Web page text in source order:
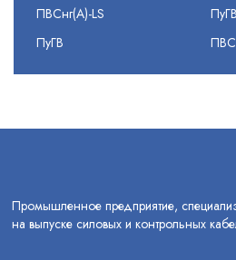
ПВСнг(А)-LS
ПуГВ
ПВС
Промышленное предприятие,
на выпуске силовых и контрольных